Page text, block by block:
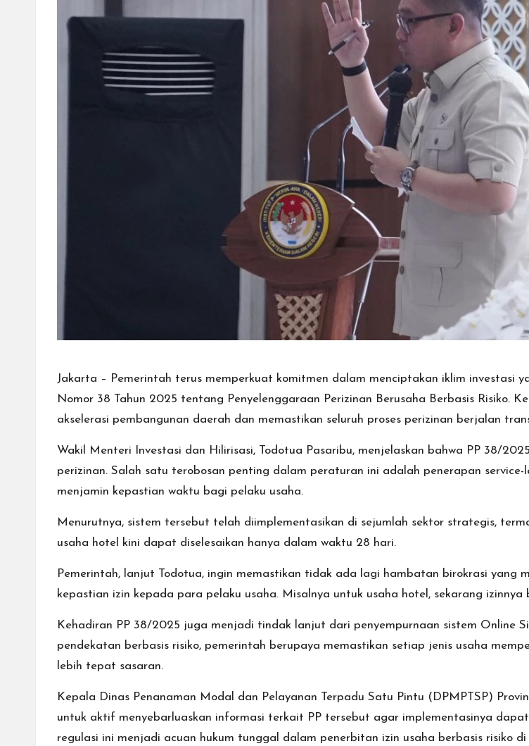
Jakarta – Pemerintah terus memperkuat komitmen dalam menciptakan iklim investasi
Nomor 38 Tahun 2025 tentang Penyelenggaraan Perizinan Berusaha Berbasis Risiko.
akselerasi pembangunan daerah dan memastikan seluruh proses perizinan berjalan
Wakil Menteri Investasi dan Hilirisasi, Todotua Pasaribu, menjelaskan bahwa PP 38/
perizinan. Salah satu terobosan penting dalam peraturan ini adalah penerapan
menjamin kepastian waktu bagi pelaku usaha.
Menurutnya, sistem tersebut telah diimplementasikan di sejumlah sektor strategis,
usaha hotel kini dapat diselesaikan hanya dalam waktu 28 hari.
Pemerintah, lanjut Todotua, ingin memastikan tidak ada lagi hambatan birokrasi yang
kepastian izin kepada para pelaku usaha. Misalnya untuk usaha hotel, sekarang izinnya
Kehadiran PP 38/2025 juga menjadi tindak lanjut dari penyempurnaan sistem Online
pendekatan berbasis risiko, pemerintah berupaya memastikan setiap jenis usaha
lebih tepat sasaran.
Kepala Dinas Penanaman Modal dan Pelayanan Terpadu Satu Pintu (DPMPTSP)
untuk aktif menyebarluaskan informasi terkait PP tersebut agar implementasinya
regulasi ini menjadi acuan hukum tunggal dalam penerbitan izin usaha berbasis risiko di